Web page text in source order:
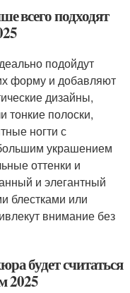
всего подходят
подойдут
форму и добавляют
дизайны,
тонкие полоски,
ногти с
украшением
оттенки и
и элегантный
блестками или
внимание без
будет считаться
2025